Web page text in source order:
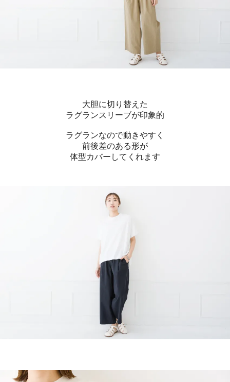
大胆に切り替えた
ラグランスリーブが印象的
ラグランなので動きやすく
前後差のある形が
体型カバーしてくれます